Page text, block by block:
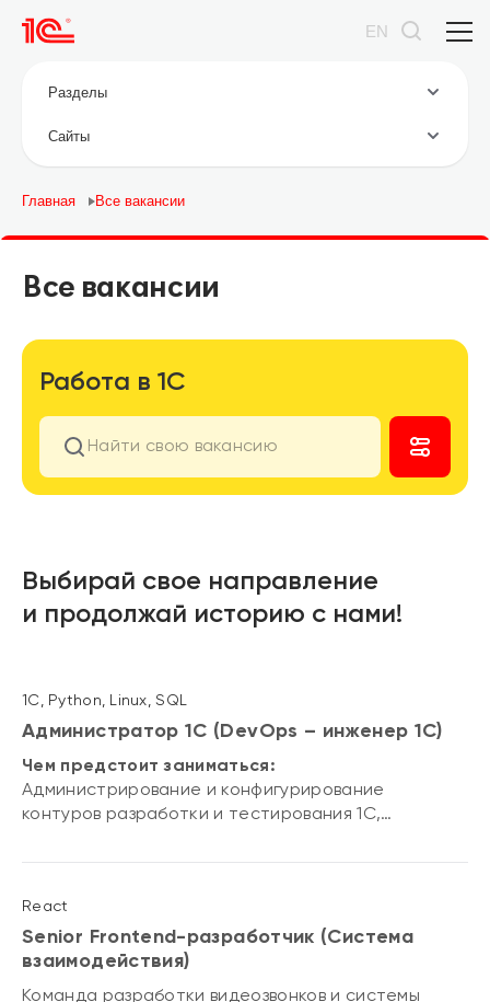
EN
Разделы
Cайты
Главная Все вакансии
Все вакансии
Работа в 1С
Выбирай свое направление
и продолжай историю с нами!
1С, Python, Linux, SQL
Администратор 1С (DevOps – инженер 1С)
Чем предстоит заниматься:
Администрирование и конфигурирование
контуров разработки и тестирования 1С,
React
Senior Frontend-разработчик (Система
взаимодействия)
Команда разработки видеозвонков и системы